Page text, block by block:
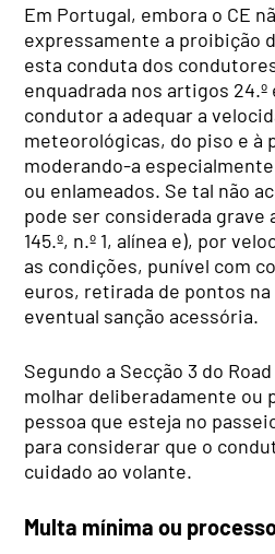
Em Portugal, embora o CE
expressamente a proibição
esta conduta dos
enquadrada nos artigos 24.º
condutor a adequar a
meteorológicas, do piso e à
moderando-a
ou enlameados. Se tal não
pode ser considerada grave
145.º, n.º 1, alínea e), por
as condições, punível com
euros, retirada de pontos
eventual sanção acessória.
Segundo a Secção 3 do
molhar deliberadamente ou
pessoa que esteja no
para considerar que o
cuidado ao volante.
Multa mínima ou